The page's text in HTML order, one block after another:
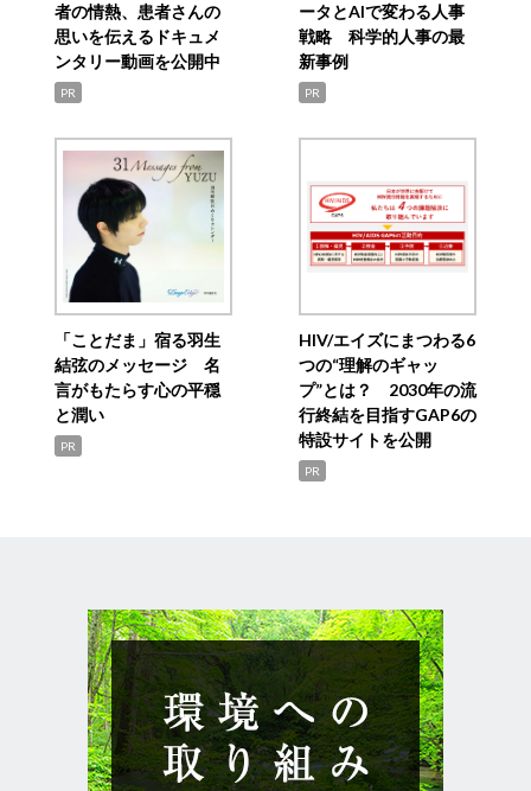
者の情熱、患者さんの
思いを伝えるドキュメ
ンタリー動画を公開中
PR
ータとAIで変わる人事
戦略 科学的人事の最
新事例
PR
「ことだま」宿る羽生
結弦のメッセージ 名
言がもたらす心の平穏
と潤い
PR
HIV/エイズにまつわる6
つの“理解のギャッ
プ”とは？ 2030年の流
行終結を目指すGAP6の
特設サイトを公開
PR